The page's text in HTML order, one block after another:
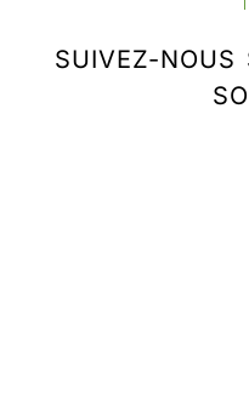
SUIVEZ-NOUS